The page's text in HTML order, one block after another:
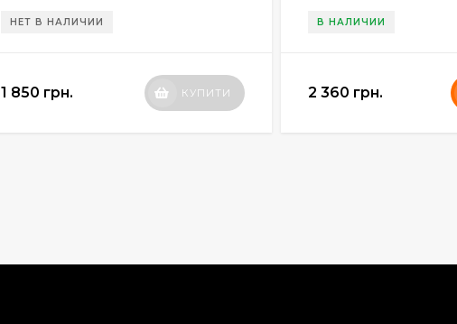
НЕТ В НАЛИЧИИ
1 850 грн. КУПИТИ
В НАЛИЧИИ
2 360 грн.